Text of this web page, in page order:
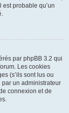
est probable qu’un
par phpBB 3.2 qui
Les cookies
(s’ils sont lus ou
un administrateur
connexion et de